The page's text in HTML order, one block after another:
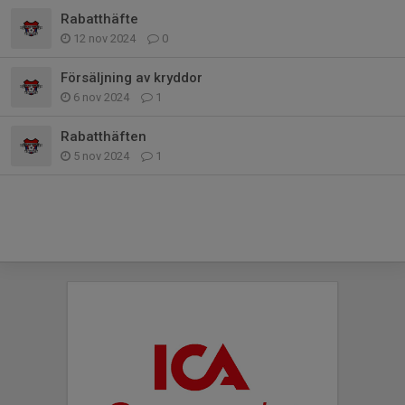
Rabatthäfte
12 nov 2024 0
Försäljning av kryddor
6 nov 2024 1
Rabatthäften
5 nov 2024 1